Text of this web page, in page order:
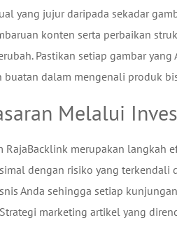
yang jujur daripada sekadar
konten serta perbaikan
Pastikan setiap gambar
dalam mengenali produk
Melalui
merupakan langkah
dengan risiko yang terkendali
Anda sehingga setiap
marketing artikel yang